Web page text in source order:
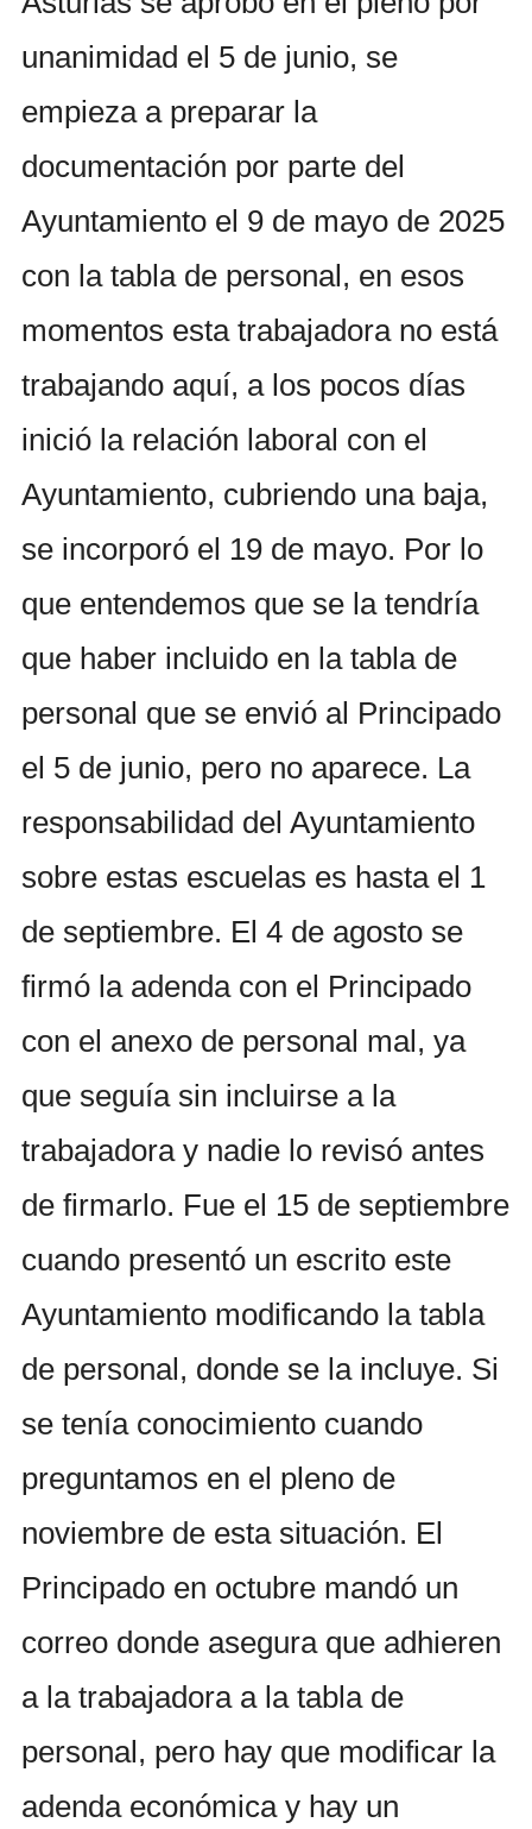
unanimidad el 5 de junio, se
empieza a preparar la
documentación por parte del
Ayuntamiento el 9 de mayo de 2025
con la tabla de personal, en esos
momentos esta trabajadora no está
trabajando aquí, a los pocos días
inició la relación laboral con el
Ayuntamiento, cubriendo una baja,
se incorporó el 19 de mayo. Por lo
que entendemos que se la tendría
que haber incluido en la tabla de
personal que se envió al Principado
el 5 de junio, pero no aparece. La
responsabilidad del Ayuntamiento
sobre estas escuelas es hasta el 1
de septiembre. El 4 de agosto se
firmó la adenda con el Principado
con el anexo de personal mal, ya
que seguía sin incluirse a la
trabajadora y nadie lo revisó antes
de firmarlo. Fue el 15 de septiembre
cuando presentó un escrito este
Ayuntamiento modificando la tabla
de personal, donde se la incluye. Si
se tenía conocimiento cuando
preguntamos en el pleno de
noviembre de esta situación. El
Principado en octubre mandó un
correo donde asegura que adhieren
a la trabajadora a la tabla de
personal, pero hay que modificar la
adenda económica y hay un